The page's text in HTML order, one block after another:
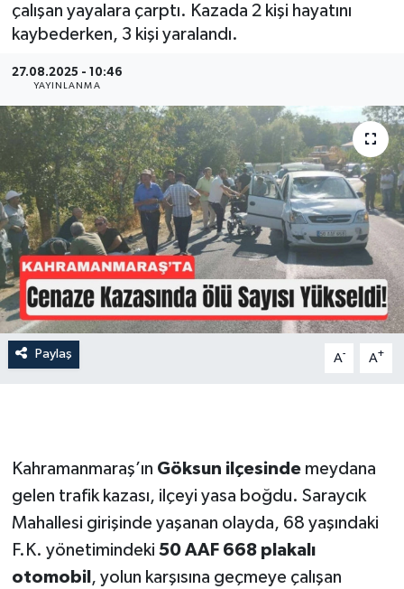
çalışan yayalara çarptı. Kazada 2 kişi hayatını
kaybederken, 3 kişi yaralandı.
27.08.2025 - 10:46
YAYINLANMA
Paylaş A- A+
Kahramanmaraş’ın Göksun ilçesindemeydana
gelen trafik kazası, ilçeyi yasa boğdu. Saraycık
Mahallesi girişinde yaşanan olayda, 68 yaşındaki
F.K. yönetimindeki 50 AAF 668 plakalı
otomobil , yolun karşısına geçmeye çalışan
TEKNOLOJİ
SAĞLIK
EĞİTİM
İLÇE HABERLERİ
KÜLTÜR-SANAT
KSÜ
DÜNYA
ROPORTAJ
YEREL YÖNETİM
MEDYA
SEÇİM 2011
Tüm Manşetler
Son Dakika Haberleri
Haber Arşivi